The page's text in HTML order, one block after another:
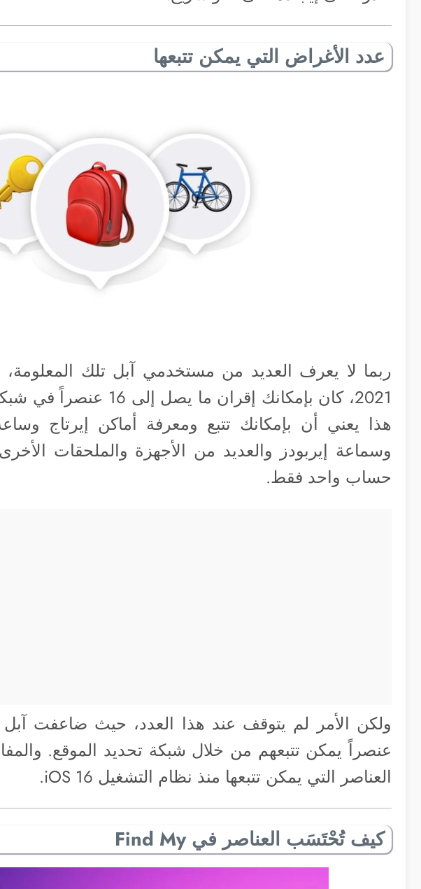
عدد الأغراض التي يمكن تتبعها
ربما لا يعرف العديد من مستخدمي آبل تلك
هذا يعني أن بإمكانك تتبع ومعرفة أماكن إيرتاج
وسماعة إيربودز والعديد من الأجهزة والملحقات
حساب واحد فقط.
عنصراً يمكن تتبعهم من خلال شبكة تحديد الموقع.
العناصر التي يمكن تتبعها منذ نظام التشغيل iOS 16.
كيف تُحْتَسَب العناصر في Find My